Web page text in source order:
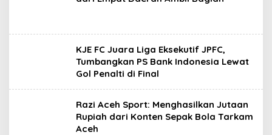
KJE FC Juara Liga Eksekutif JPFC,
Tumbangkan PS Bank Indonesia Lewat
Gol Penalti di Final
Razi Aceh Sport: Menghasilkan Jutaan
Rupiah dari Konten Sepak Bola Tarkam
Aceh